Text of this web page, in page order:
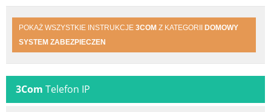
POKAŻ WSZYSTKIE INSTRUKCJE 3COM Z KATEGORII
DOMOWY
SYSTEM ZABEZPIECZEN
3Com Telefon IP